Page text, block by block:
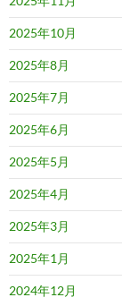
2025年10月
2025年8月
2025年7月
2025年6月
2025年5月
2025年4月
2025年3月
2025年1月
2024年12月